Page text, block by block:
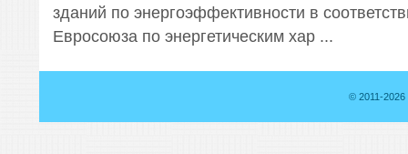
зданий по энергоэффективности в
Евросоюза по энергетическим хар ...
© 2011-2026